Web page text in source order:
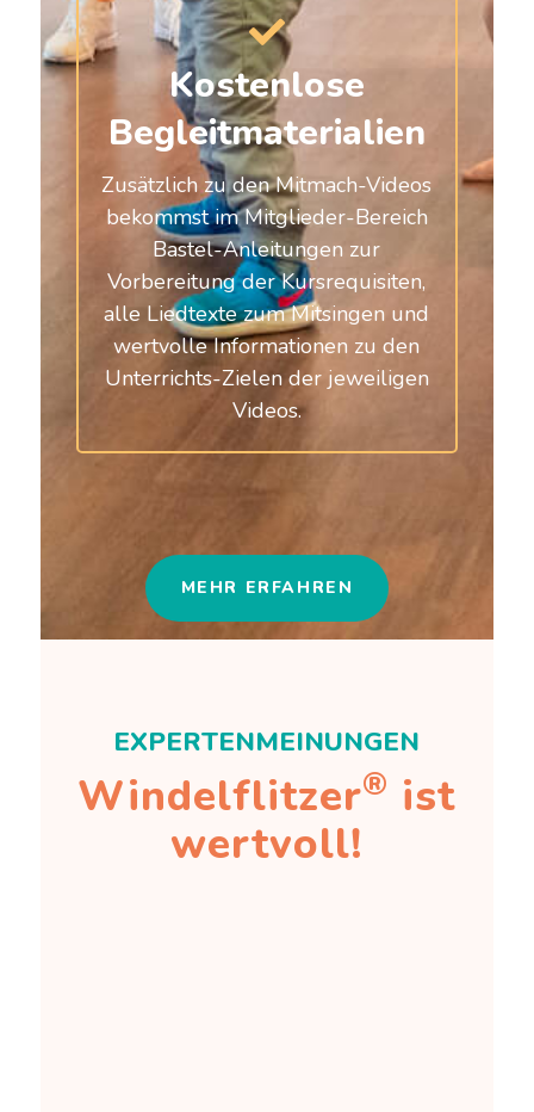
Kostenlose
Begleitmaterialien
Zusätzlich zu den Mitmach-Videos
bekommst im Mitglieder-Bereich
Bastel-Anleitungen zur
Vorbereitung der Kursrequisiten,
alle Liedtexte zum Mitsingen und
wertvolle Informationen zu den
Unterrichts-Zielen der jeweiligen
Videos.
MEHR ERFAHREN
EXPERTENMEINUNGEN
Windelflitzer® ist
wertvoll!